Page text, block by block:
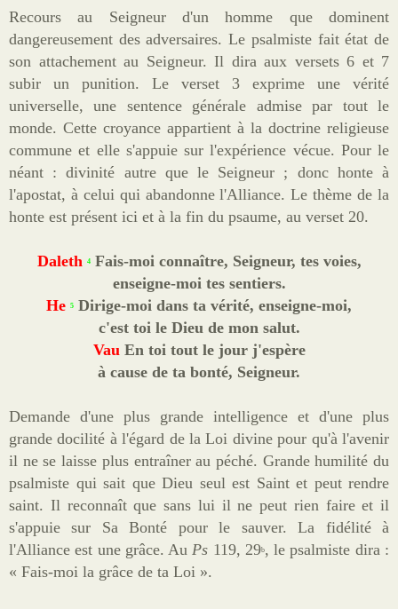
Recours au Seigneur d'un homme que dominent
dangereusement des adversaires. Le psalmiste fait état de
son attachement au Seigneur. Il dira aux versets 6 et 7
subir un punition. Le verset 3 exprime une vérité
universelle, une sentence générale admise par tout le
monde. Cette croyance appartient à la doctrine religieuse
commune et elle s'appuie sur l'expérience vécue. Pour le
néant : divinité autre que le Seigneur ; donc honte à
l'apostat, à celui qui abandonne l'Alliance. Le thème de la
honte est présent ici et à la fin du psaume, au verset 20.
Daleth 4Fais-moi connaître, Seigneur, tes voies,
enseigne-moi tes sentiers.
He 5 Dirige-moi dans ta vérité, enseigne-moi,
c'est toi le Dieu de mon salut.
Vau En toi tout le jour j'espère
à cause de ta bonté, Seigneur.
Demande d'une plus grande intelligence et d'une plus
grande docilité à l'égard de la Loi divine pour qu'à l'avenir
il ne se laisse plus entraîner au péché. Grande humilité du
psalmiste qui sait que Dieu seul est Saint et peut rendre
saint. Il reconnaît que sans lui il ne peut rien faire et il
s'appuie sur Sa Bonté pour le sauver. La fidélité à
l'Alliance est une grâce. AuPs 119, 29b, le psalmiste dira :
« Fais-moi la grâce de ta Loi ».